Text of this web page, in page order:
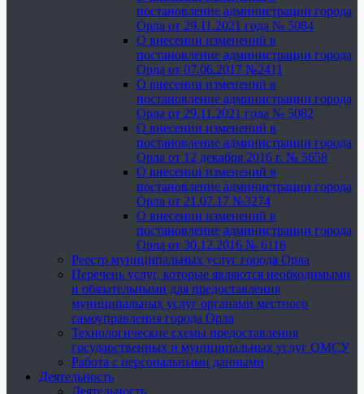
постановление администрации города
Орла от 29.11.2021 года № 5084
О внесении изменений в
постановление администрации города
Орла от 07.06.2017 №2411
О внесении изменений в
постановление администрации города
Орла от 29.11.2021 года № 5082
О внесении изменений в
постановление администрации города
Орла от 12 декабря 2016 г. № 5658
О внесении изменений в
постановление администрации города
Орла от 21.07.17 №3274
О внесении изменений в
постановление администрации города
Орла от 30.12.2016 № 6116
Реестр муниципальных услуг города Орла
Перечень услуг, которые являются необходимыми
и обязательными для предоставления
муниципальных услуг органами местного
самоуправления города Орла
Технологические схемы предоставления
государственных и муниципальных услуг ОМСУ
Работа с персональными данными
Деятельность
Деятельность